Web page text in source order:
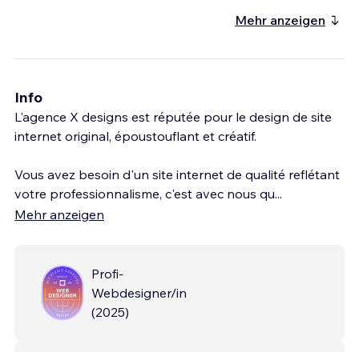
Mehr anzeigen
Info
L'agence X designs est réputée pour le design de site
internet original, époustouflant et créatif.
Vous avez besoin d'un site internet de qualité reflétant
votre professionnalisme, c'est avec nous qu...
Mehr anzeigen
Profi-
Webdesigner/in
(2025)